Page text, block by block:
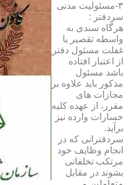
۳-مسئولیت مدنی
سردفتر :
هرگاه سندی به
واسطه تقصیر یا
غفلت مسئول دفتر
از اعتبار افتاده
باشد مسئول
مذکور باید علاوه بر
مجازات های
مقرر، از عهده کلیه
خسارات وارده نیز
برآید.
سردفترانی که در
انجام وظایف خود
مرتکب تخلفاتی
بشوند در مقابل